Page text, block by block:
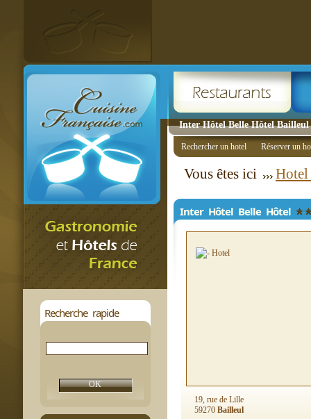
Inter Hôtel Belle Hôtel Bailleul
Recherche rapide
Rechercher un hotel Réserver un
Vous êtes ici Hotel
Inter Hôtel Belle Hôtel
19, rue de Lille
59270 Bailleul